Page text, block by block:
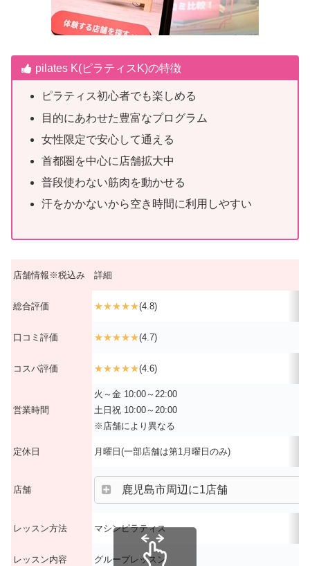
pilates K(ピラティスK)の特徴
ピラティス初心者でも楽しめる
目的にあわせた豊富なプログラム
女性限定で安心して通える
首都圏を中心に店舗拡大中
普段使わない筋肉を動かせる
汗をかかないから空き時間に利用しやすい
店舗情報※税込み 詳細
総合評価 ★★★★★(4.8)
口コミ評価 ★★★★★(4.7)
コスパ評価 ★★★★★(4.6)
営業時間
火～金 10:00～22:00
土日祝 10:00～20:00
※店舗により異なる
定休日 月曜日(一部店舗は第1月曜日のみ)
店舗 鹿児島市周辺に1店舗
レッスン方法 マシンピラティス
レッスン内容 グループレッスン